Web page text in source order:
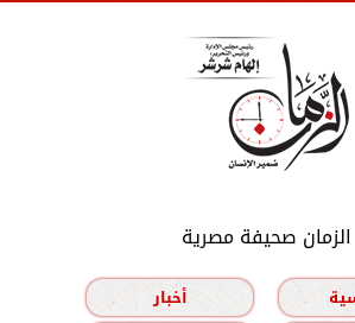
الزمان صحيفة مصرية
أخبار